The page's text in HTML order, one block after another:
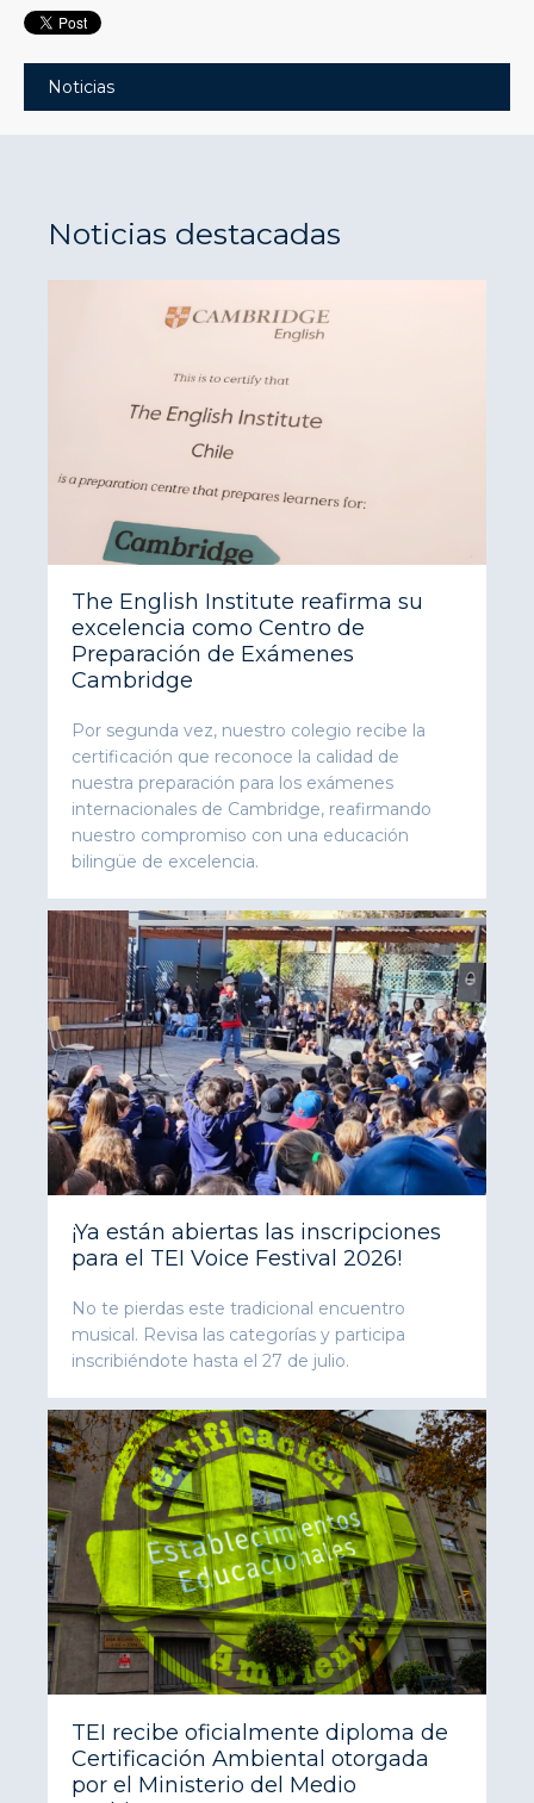
Noticias
Noticias destacadas
The English Institute reafirma su
excelencia como Centro de
Preparación de Exámenes
Cambridge
Por segunda vez, nuestro colegio recibe la
certificación que reconoce la calidad de
nuestra preparación para los exámenes
internacionales de Cambridge, reafirmando
nuestro compromiso con una educación
bilingüe de excelencia.
¡Ya están abiertas las inscripciones
para el TEI Voice Festival 2026!
No te pierdas este tradicional encuentro
musical. Revisa las categorías y participa
inscribiéndote hasta el 27 de julio.
TEI recibe oficialmente diploma de
Certificación Ambiental otorgada
por el Ministerio del Medio